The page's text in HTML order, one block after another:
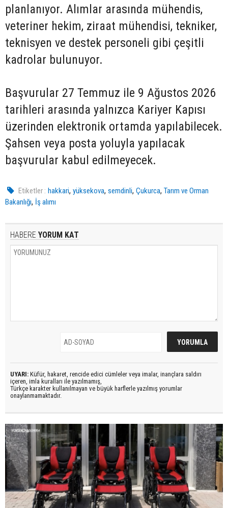
planlanıyor. Alımlar arasında mühendis,
veteriner hekim, ziraat mühendisi, tekniker,
teknisyen ve destek personeli gibi çeşitli
kadrolar bulunuyor.
Başvurular 27 Temmuz ile 9 Ağustos 2026
tarihleri arasında yalnızca Kariyer Kapısı
üzerinden elektronik ortamda yapılabilecek.
Şahsen veya posta yoluyla yapılacak
başvurular kabul edilmeyecek.
Etiketler : hakkari,yüksekova,semdinli,Çukurca,Tarım ve Orman
Bakanlığı, İş alımı
HABERE YORUM KAT
UYARI: Küfür, hakaret, rencide edici cümleler veya imalar, inançlara saldırı
içeren, imla kuralları ile yazılmamış,
Türkçe karakter kullanılmayan ve büyük harflerle yazılmış yorumlar
onaylanmamaktadır.